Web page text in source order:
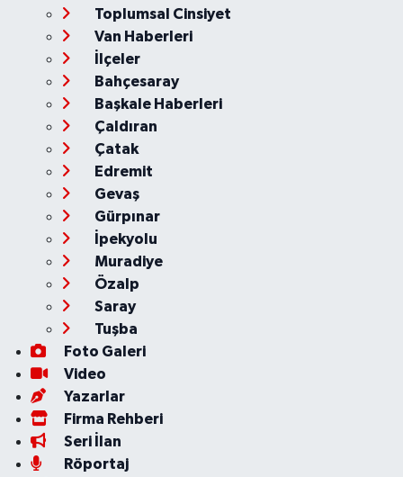
Toplumsal Cinsiyet
Van Haberleri
İlçeler
Bahçesaray
Başkale Haberleri
Çaldıran
Çatak
Edremit
Gevaş
Gürpınar
İpekyolu
Muradiye
Özalp
Saray
Tuşba
Foto Galeri
Video
Yazarlar
Firma Rehberi
Seri İlan
Röportaj